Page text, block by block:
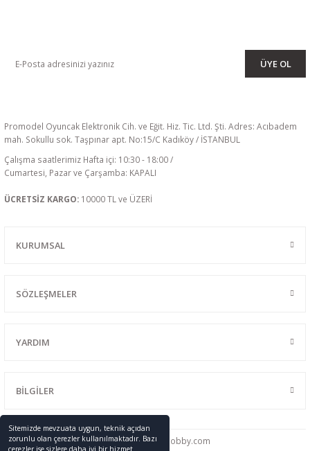
Sitemizde mevzuata uygun, teknik açıdan
zorunlu olan çerezler kullanılmaktadır. Bazı
çerezler ise sizlere daha iyi bir hizmet
ÜYE OL
Promodel Oyuncak Elektronik Cih. ve Eğit. Hiz. Tic. Ltd. Şti. Adres: Acıbadem
mah. Sokullu sok. Taşpınar apt. No:15/C Kadıköy / İSTANBUL
Çalışma saatlerimiz Hafta içi: 10:30 - 18:00 /
Cumartesi, Pazar ve Çarşamba: KAPALI
ÜCRETSİZ KARGO: 10000 TL ve ÜZERİ
KURUMSAL
SÖZLEŞMELER
YARDIM
BİLGİLER
0216 428 46 91 info@promodelhobby.com